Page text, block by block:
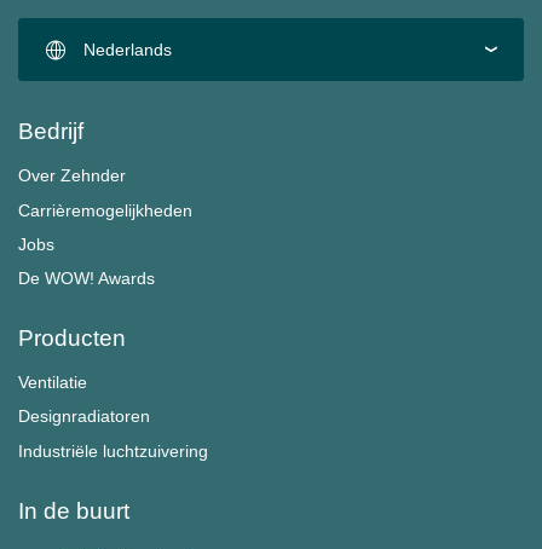
Nederlands
Bedrijf
Over Zehnder
Carrièremogelijkheden
Jobs
De WOW! Awards
Producten
Ventilatie
Designradiatoren
Industriële luchtzuivering
In de buurt